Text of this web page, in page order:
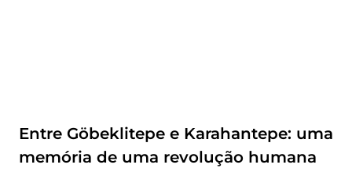
Entre Göbeklitepe e Karahantepe: uma
memória de uma revolução humana